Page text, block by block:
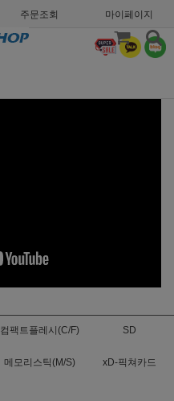
주문조회 마이페이지
컴팩트플레시(C/F) SD
메모리스틱(M/S) xD-픽쳐카드